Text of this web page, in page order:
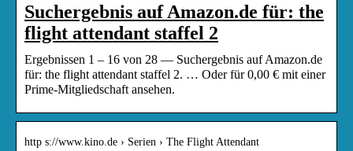
Suchergebnis auf Amazon.de für: the
flight attendant staffel 2
Ergebnissen 1 – 16 von 28 — Suchergebnis auf Amazon.de
für: the flight attendant staffel 2. … Oder für 0,00 € mit einer
Prime-Mitgliedschaft ansehen.
http s://www.kino.de › Serien › The Flight Attendant